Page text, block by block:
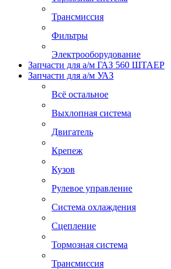
Трансмиссия
Фильтры
Электрооборудование
Запчасти для а/м ГАЗ 560 ШТАЕР
Запчасти для а/м УАЗ
Всё остальное
Выхлопная система
Двигатель
Крепеж
Кузов
Рулевое управление
Система охлаждения
Сцепление
Тормозная система
Трансмиссия